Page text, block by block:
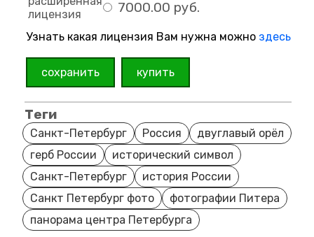
лицензия
7000.00 руб.
Узнать какая лицензия Вам нужна можно здесь
сохранить купить
Теги
Санкт-Петербург Россия
двуглавый орёл
герб России
исторический символ
Санкт-Петербург
история России
Санкт Петербург фото
фотографии Питера
панорама центра Петербурга